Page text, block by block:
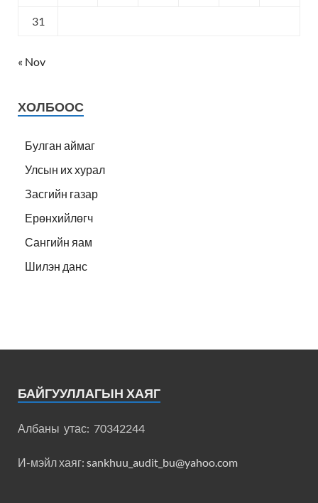
31
« Nov
ХОЛБООС
Булган аймаг
Улсын их хурал
Засгийн газар
Ерөнхийлөгч
Сангийн яам
Шилэн данс
БАЙГУУЛЛАГЫН ХАЯГ
Албаны утас: 70342244
И-мэйл хаяг: sankhuu_audit_bu@yahoo.com